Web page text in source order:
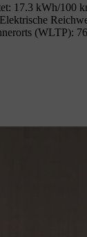
17.3 kWh/100
(WLTP):